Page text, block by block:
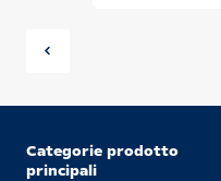
Categorie prodotto
principali